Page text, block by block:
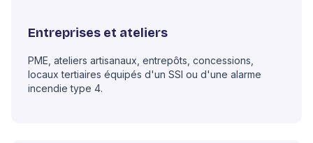
Entreprises et ateliers
PME, ateliers artisanaux, entrepôts, concessions,
locaux tertiaires équipés d'un SSI ou d'une alarme
incendie type 4.